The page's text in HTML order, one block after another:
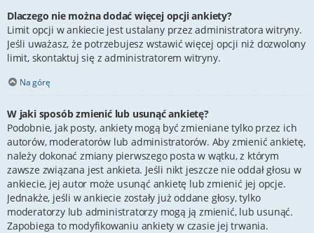
Dlaczego nie można dodać więcej opcji ankiety?
Limit opcji w ankiecie jest ustalany przez administratora witryny.
Jeśli uważasz, że potrzebujesz wstawić więcej opcji niż dozwolony
limit, skontaktuj się z administratorem witryny.
Na górę
W jaki sposób zmienić lub usunąć ankietę?
Podobnie, jak posty, ankiety mogą być zmieniane tylko przez ich
autorów, moderatorów lub administratorów. Aby zmienić ankietę,
należy dokonać zmiany pierwszego posta w wątku, z którym
zawsze związana jest ankieta. Jeśli nikt jeszcze nie oddał głosu w
ankiecie, jej autor może usunąć ankietę lub zmienić jej opcje.
Jednakże, jeśli w ankiecie zostały już oddane głosy, tylko
moderatorzy lub administratorzy mogą ją zmienić, lub usunąć.
Zapobiega to modyfikowaniu ankiety w czasie jej trwania.